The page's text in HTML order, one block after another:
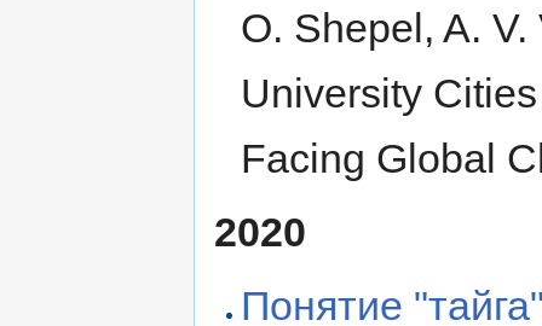
O. Shepel, A.
University
Facing Global
2020
Понятие